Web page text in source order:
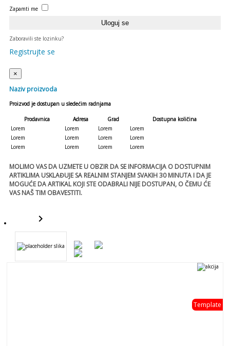
Zapamti me
Zaboravili ste lozinku?
Registrujte se
×
Naziv proizvoda
Proizvod je dostupan u sledećim radnjama
Prodavnica Adresa Grad
Dostupna količina
Lorem
Lorem Lorem
Lorem
Lorem
Lorem Lorem
Lorem
Lorem
Lorem Lorem Lorem
MOLIMO VAS DA UZMETE U OBZIR DA SE INFORMACIJA O DOSTUPNIM
ARTIKLIMA USKLAĐUJE SA REALNIM STANJEM SVAKIH 30 MINUTA I DA JE
MOGUĆE DA ARTIKAL KOJI STE ODABRALI NIJE DOSTUPAN, O ČEMU ĆE
VAS NAŠ TIM OBAVESTITI.
keyboard_arrow_right
- 0 %
template
Template